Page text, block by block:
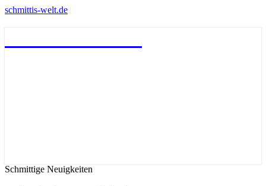
schmittis-welt.de
Schmittige Neuigkeiten